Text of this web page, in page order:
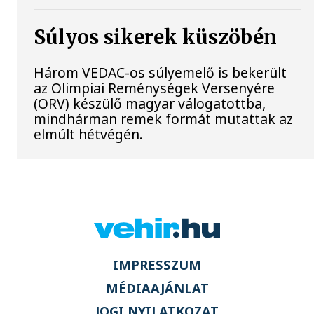
Súlyos sikerek küszöbén
Három VEDAC-os súlyemelő is bekerült
az Olimpiai Reménységek Versenyére
(ORV) készülő magyar válogatottba,
mindhárman remek formát mutattak az
elmúlt hétvégén.
IMPRESSZUM
MÉDIAAJÁNLAT